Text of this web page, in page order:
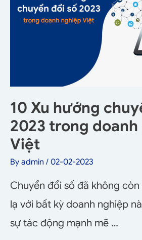
10 Xu hướng
2023 trong
Việt
By admin / 02-02-2023
Chuyển đổi số đã không còn
lạ với bất kỳ doanh nghiệp
sự tác động mạnh mẽ …